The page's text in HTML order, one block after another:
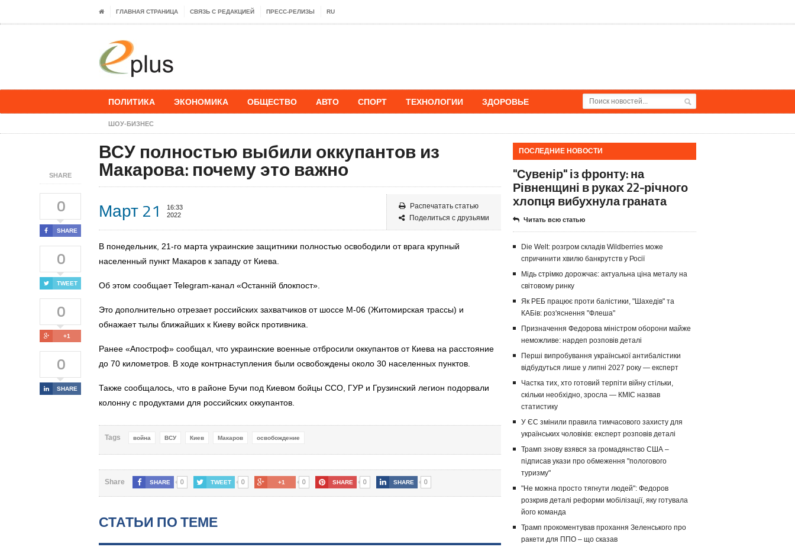
ГЛАВНАЯ СТРАНИЦА СВЯЗЬ С РЕДАКЦИЕЙ ПРЕСС-РЕЛИЗЫ RU
ПОЛИТИКА ЭКОНОМИКА ОБЩЕСТВО АВТО СПОРТ ТЕХНОЛОГИИ ЗДОРОВЬЕ
ШОУ-БИЗНЕС
SHARE
0
SHARE
0
TWEET
0
+1
0
SHARE
​ВСУ полностью выбили оккупантов из
Макарова: почему это важно
Март 21
16:33
2022
Распечатать статью
Поделиться с друзьями
В понедельник, 21-го марта украинские защитники полностью освободили от врага крупный
населенный пункт Макаров к западу от Киева.
Об этом сообщает Telegram-канал «Останній блокпост».
Это дополнительно отрезает российских захватчиков от шоссе M-06 (Житомирская трассы) и
обнажает тылы ближайших к Киеву войск противника.
Ранее «Апостроф» сообщал, что украинские военные отбросили оккупантов от Киева на расстояние
до 70 километров. В ходе контрнаступления были освобождены около 30 населенных пунктов.
Также сообщалось, что в районе Бучи под Киевом бойцы ССО, ГУР и Грузинский легион подорвали
колонну с продуктами для российских оккупантов.
Tags война ВСУ Киев Макаров освобождение
Share SHARE 0 TWEET 0 +1 0 SHARE 0 SHARE 0
СТАТЬИ ПО ТЕМЕ
ПОСЛЕДНИЕ НОВОСТИ
"Сувенір" із фронту: на
Рівненщині в руках 22-річного
хлопця вибухнула граната
Читать всю статью
Die Welt: розгром складів Wildberries може
спричинити хвилю банкрутств у Росії
Мідь стрімко дорожчає: актуальна ціна металу на
світовому ринку
Як РЕБ працює проти балістики, "Шахедів" та
КАБів: роз'яснення "Флеша"
Призначення Федорова міністром оборони майже
неможливе: нардеп розповів деталі
Перші випробування української антибалістики
відбудуться лише у липні 2027 року — експерт
Частка тих, хто готовий терпіти війну стільки,
скільки необхідно, зросла — КМІС назвав
статистику
У ЄС змінили правила тимчасового захисту для
українських чоловіків: експерт розповів деталі
Трамп знову взявся за громадянство США –
підписав укази про обмеження "пологового
туризму"
"Не можна просто тягнути людей": Федоров
розкрив деталі реформи мобілізації, яку готувала
його команда
Трамп прокоментував прохання Зеленського про
ракети для ППО – що сказав